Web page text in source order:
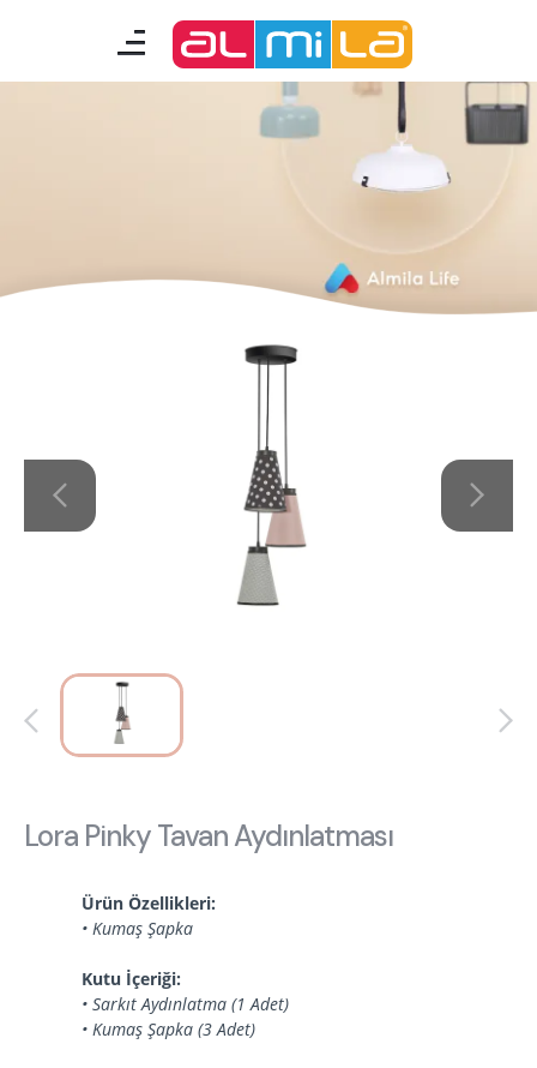
genç odası
Almila Life Concept
Bilgi Toplumu Hizmetleri
Bize Ulaşın
En Yakın Almila
Kataloglar
İnsan Kaynakları
Lora Pinky Tavan Aydınlatması
Ürün Özellikleri:
• Kumaş Şapka
Kutu İçeriği:
• Sarkıt Aydınlatma (1 Adet)
• Kumaş Şapka (3 Adet)